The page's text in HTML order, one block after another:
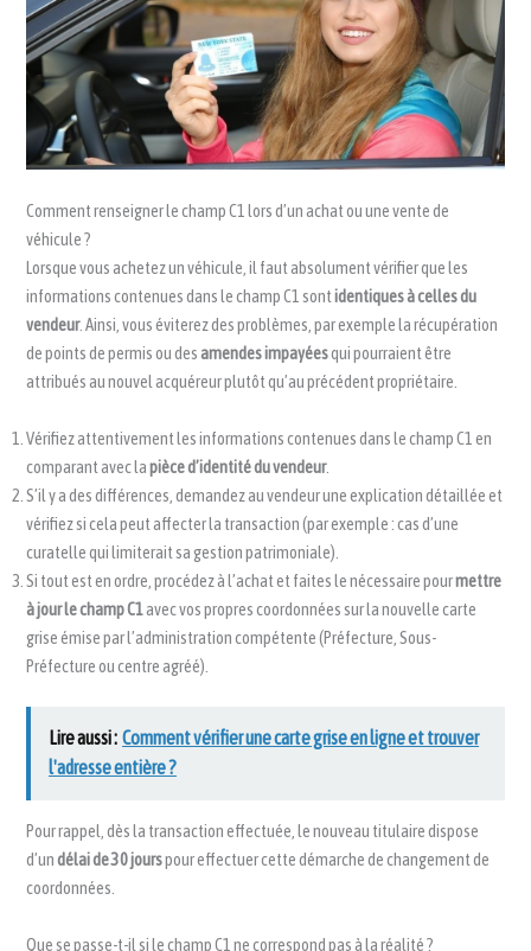
Comment renseigner le champ C1 lors d’un achat ou une vente de
véhicule ?
Lorsque vous achetez un véhicule, il faut absolument vérifier que les
informations contenues dans le champ C1 sontidentiques à celles du
vendeur. Ainsi, vous éviterez des problèmes, par exemple la récupération
de points de permis ou desamendes impayéesqui pourraient être
attribués au nouvel acquéreur plutôt qu’au précédent propriétaire.
Vérifiez attentivement les informations contenues dans le champ C1 en
comparant avec lapièce d’identité du vendeur.
S’il y a des différences, demandez au vendeur une explication détaillée et
vérifiez si cela peut affecter la transaction (par exemple : cas d’une
curatelle qui limiterait sa gestion patrimoniale).
Si tout est en ordre, procédez à l’achat et faites le nécessaire pourmettre
à jour le champ C1avec vos propres coordonnées sur la nouvelle carte
grise émise par l’administration compétente (Préfecture, Sous-
Préfecture ou centre agréé).
Lire aussi : Comment vérifier une carte grise en ligne et trouver
l'adresse entière ?
Pour rappel, dès la transaction effectuée, le nouveau titulaire dispose
d’undélai de 30 jourspour effectuer cette démarche de changement de
coordonnées.
Que se passe-t-il si le champ C1 ne correspond pas à la réalité ?